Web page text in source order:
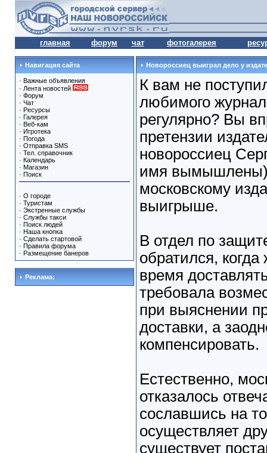
главная форум чат фотогалерея
Навигация сайта
· Важные объявления
· Лента новостей
· Форум
· Чат
· Ресурсы
· Галерея
· Веб-кам
· Игротека
· Погода
· Отправка SMS
· Тел. справочник
· Календарь
· Магазин
· Поиск
· О городе
· Туристам
· Экстренные службы
· Службы такси
· Поиск людей
· Наша кнопка
· Сделать стартовой
· Правила форума
· Размещение банеров
Реклама:
Новороссиец выиграл дело у
К вам не
любимого
регулярно? Вы
претензии
новороссиец
имя вымышлены)
московскому
выигрыше.
В отдел по
обратился,
время
требовала
при выяснении
доставки, а
компенсировать.
Естественно,
отказалось
сославшись на
осуществляет
существует